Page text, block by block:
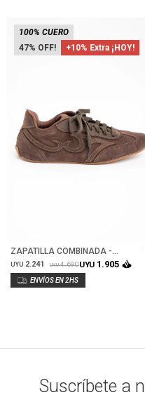
47 +10% Extra ¡HOY!
100% CUERO
ZAPATILLA COMBINADA -
CHOCOLATE
UYU 2.241 UYU 4.690UYU 1.905
Suscríbete a